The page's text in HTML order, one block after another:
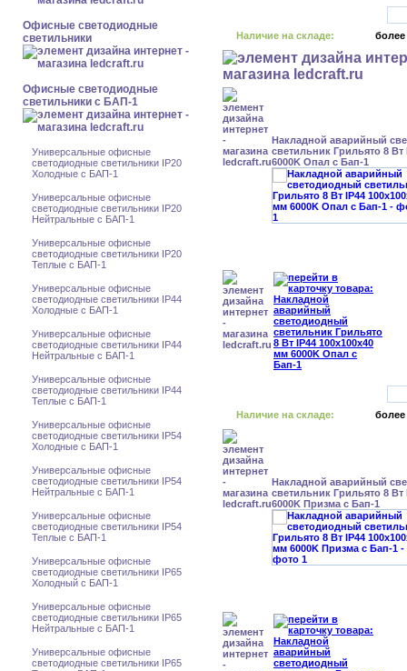
Офисные светодиодные
светильники
Офисные светодиодные
светильники с БАП-1
Универсальные офисные
светодиодные светильники IP20
Холодные с БАП-1
Универсальные офисные
светодиодные светильники IP20
Нейтральные с БАП-1
Универсальные офисные
светодиодные светильники IP20
Теплые с БАП-1
Универсальные офисные
светодиодные светильники IP44
Холодные с БАП-1
Универсальные офисные
светодиодные светильники IP44
Нейтральные с БАП-1
Универсальные офисные
светодиодные светильники IP44
Теплые с БАП-1
Универсальные офисные
светодиодные светильники IP54
Холодные с БАП-1
Универсальные офисные
светодиодные светильники IP54
Нейтральные с БАП-1
Универсальные офисные
светодиодные светильники IP54
Теплые с БАП-1
Универсальные офисные
светодиодные светильники IP65
Холодный с БАП-1
Универсальные офисные
светодиодные светильники IP65
Нейтральные с БАП-1
Универсальные офисные
светодиодные светильники IP65
Наличие на складе: более
Накладной аварийный
светильник Грильято 8 Вт
6000K Опал с Бап-1
Наличие на складе: более
Накладной аварийный
светильник Грильято 8 Вт
6000K Призма с Бап-1